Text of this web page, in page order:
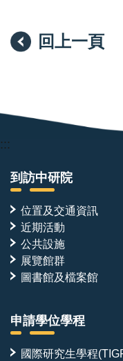
回上一頁
:::
到訪中研院
位置及交通資訊
近期活動
公共設施
展覽館群
圖書館及檔案館
申請學位學程
國際研究生學程